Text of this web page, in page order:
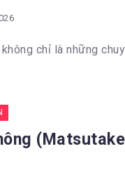
chỉ là những